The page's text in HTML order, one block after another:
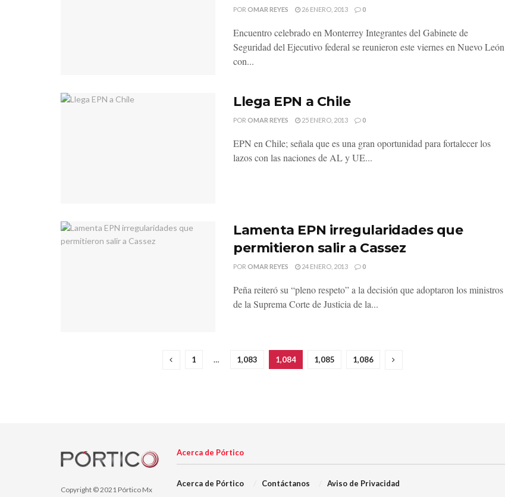
POR OMAR REYES 26 ENERO, 2013 0
Encuentro celebrado en Monterrey Integrantes del Gabinete de
Seguridad del Ejecutivo federal se reunieron este viernes en Nuevo León
con...
Llega EPN a Chile
POR OMAR REYES 25 ENERO, 2013 0
EPN en Chile; señala que es una gran oportunidad para fortalecer los
lazos con las naciones de AL y UE...
Lamenta EPN irregularidades que
permitieron salir a Cassez
POR OMAR REYES 24 ENERO, 2013 0
Peña reiteró su “pleno respeto” a la decisión que adoptaron los ministros
de la Suprema Corte de Justicia de la...
1 … 1,083 1,084 1,085 1,086
Copyright © 2021 Pórtico Mx
Acerca de Pórtico
Acerca de Pórtico Contáctanos Aviso de Privacidad